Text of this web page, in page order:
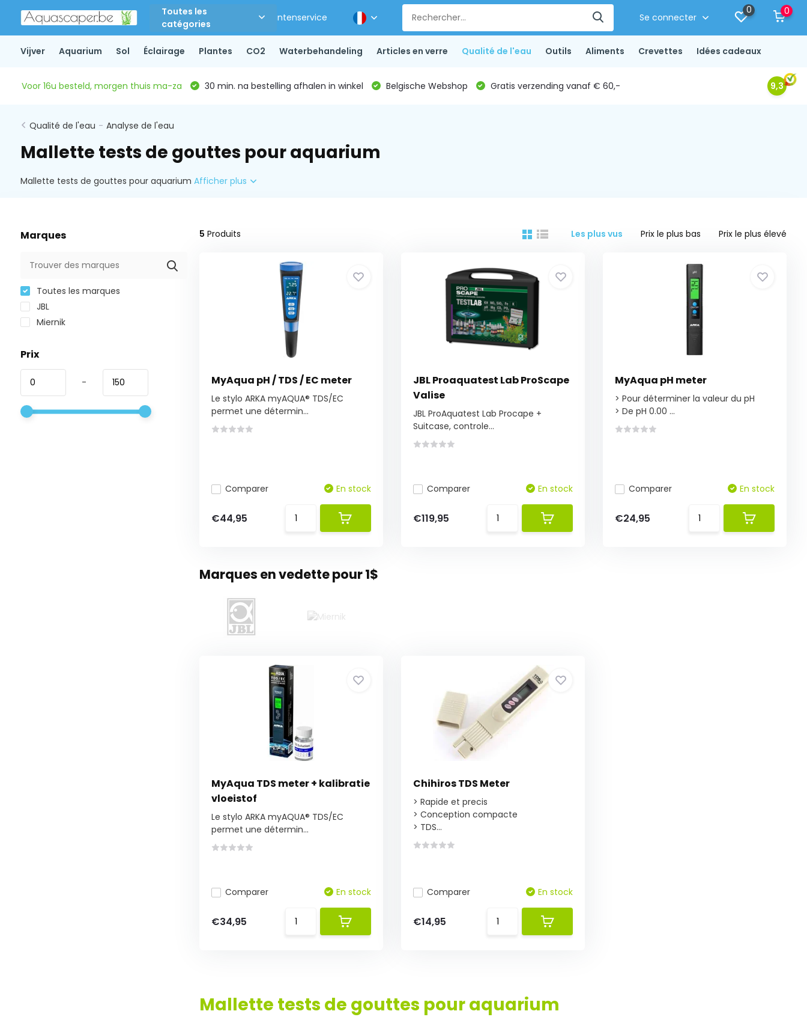
Toutes les
catégories
Klantenservice Se connecter
0 0
Vijver Aquarium Sol Éclairage Plantes CO2 Waterbehandeling Articles en verre Qualité de l'eau Outils Aliments Crevettes Idées cadeaux
Voor 16u besteld, morgen thuis ma-za 30 min. na bestelling afhalen in winkel Belgische Webshop Gratis verzending vanaf € 60,- 9,3
Qualité de l'eau - Analyse de l'eau
Mallette tests de gouttes pour aquarium
Mallette tests de gouttes pour aquarium Afficher plus
Marques
Toutes les marques
JBL
Miernik
Prix
-
5 Produits Les plus vus Prix le plus bas Prix le plus élevé
MyAqua pH / TDS / EC meter
Le stylo ARKA myAQUA® TDS/EC
permet une détermin...
Comparer En stock
€44,95
JBL Proaquatest Lab ProScape
Valise
JBL ProAquatest Lab Procape +
Suitcase, controle...
Comparer En stock
€119,95
MyAqua pH meter
> Pour déterminer la valeur du pH
> De pH 0.00 ...
Comparer En stock
€24,95
Marques en vedette pour 1$
MyAqua TDS meter + kalibratie
vloeistof
Le stylo ARKA myAQUA® TDS/EC
permet une détermin...
Comparer En stock
€34,95
Chihiros TDS Meter
> Rapide et precis
> Conception compacte
> TDS...
Comparer En stock
€14,95
Mallette tests de gouttes pour aquarium